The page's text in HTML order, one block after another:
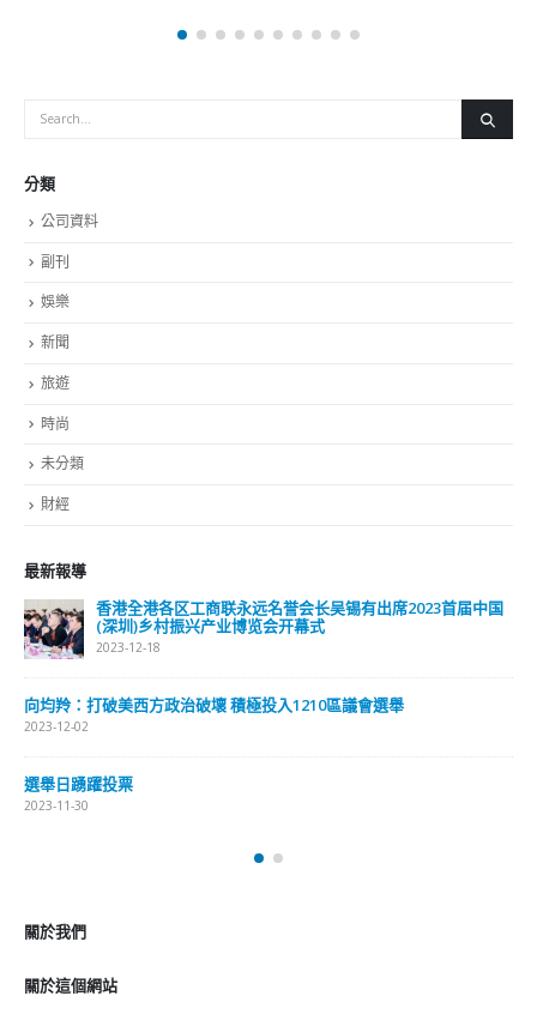
分類
公司資料
副刊
娛樂
新聞
旅遊
時尚
未分類
財經
最新報導
香港全港各区工商联永远名誉会长吴锡有出席2023首届中国
(深圳)乡村振兴产业博览会开幕式
2023-12-18
向均羚：打破美西方政治破壞 積極投入1210區議會選舉
2023-12-02
選舉日踴躍投票
2023-11-30
關於我們
關於這個網站